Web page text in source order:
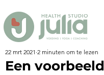
Een voorbeeld
22 mrt 2021 2 minuten om te lezen